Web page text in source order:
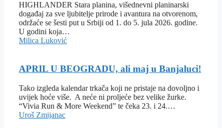
HIGHLANDER Stara planina, višednevni planinarski
događaj za sve ljubitelje prirode i avantura na otvorenom,
održaće se šesti put u Srbiji od 1. do 5. jula 2026. godine.
U godini koja…
Milica Luković
APRIL U BEOGRADU, ali maj u Banjaluci!
Tako izgleda kalendar trkača koji ne pristaje na dovoljno i
uvijek hoće više. A neće ni proljeće bez velike žurke.
“Vivia Run & More Weekend” te čeka 23. i 24.…
Uroš Zmijanac